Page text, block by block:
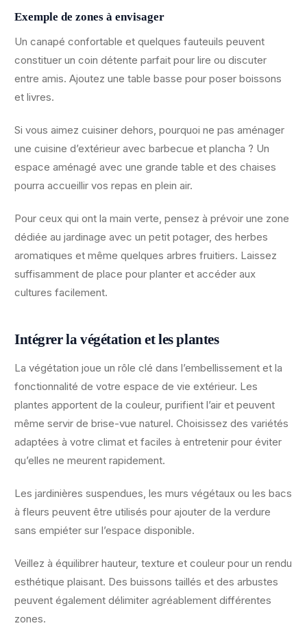
Exemple de zones à envisager
Un canapé confortable et quelques fauteuils peuvent
constituer un coin détente parfait pour lire ou discuter
entre amis. Ajoutez une table basse pour poser boissons
et livres.
Si vous aimez cuisiner dehors, pourquoi ne pas aménager
une cuisine d’extérieur avec barbecue et plancha ? Un
espace aménagé avec une grande table et des chaises
pourra accueillir vos repas en plein air.
Pour ceux qui ont la main verte, pensez à prévoir une zone
dédiée au jardinage avec un petit potager, des herbes
aromatiques et même quelques arbres fruitiers. Laissez
suffisamment de place pour planter et accéder aux
cultures facilement.
Intégrer la végétation et les plantes
La végétation joue un rôle clé dans l’embellissement et la
fonctionnalité de votre espace de vie extérieur. Les
plantes apportent de la couleur, purifient l’air et peuvent
même servir de brise-vue naturel. Choisissez des variétés
adaptées à votre climat et faciles à entretenir pour éviter
qu’elles ne meurent rapidement.
Les jardinières suspendues, les murs végétaux ou les bacs
à fleurs peuvent être utilisés pour ajouter de la verdure
sans empiéter sur l’espace disponible.
Veillez à équilibrer hauteur, texture et couleur pour un rendu
esthétique plaisant. Des buissons taillés et des arbustes
peuvent également délimiter agréablement différentes
zones.